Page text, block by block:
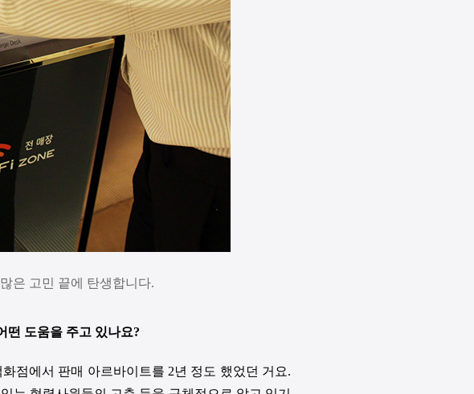
은 고민 끝에 탄생합니다.
떤 도움을 주고 있나요?
점에서 판매 아르바이트를 2년 정도 했었던 거요.